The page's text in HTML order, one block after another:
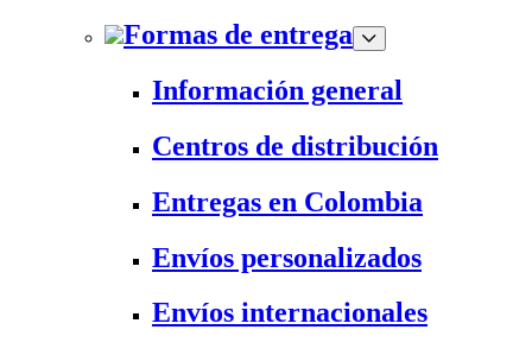
Formas de entrega
Información general
Centros de distribución
Entregas en Colombia
Envíos personalizados
Envíos internacionales